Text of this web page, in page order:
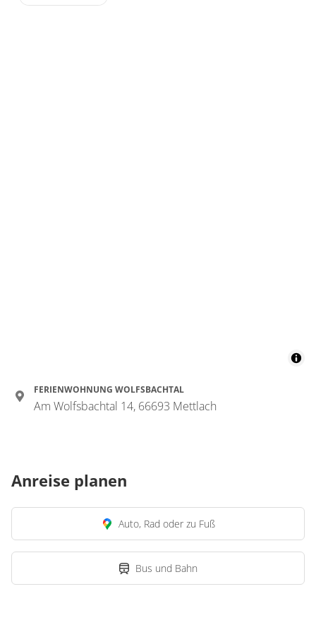
FERIENWOHNUNG WOLFSBACHTAL
Am Wolfsbachtal 14, 66693 Mettlach
Anreise planen
Auto, Rad oder zu Fuß
Bus und Bahn